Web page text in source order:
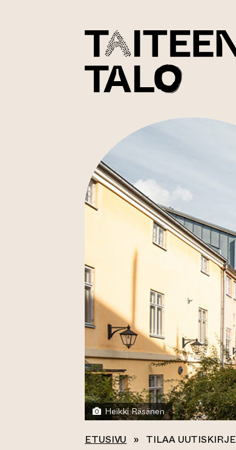
Heikki Räsänen
ETUSIVU » TILAA UUTISKIRJE